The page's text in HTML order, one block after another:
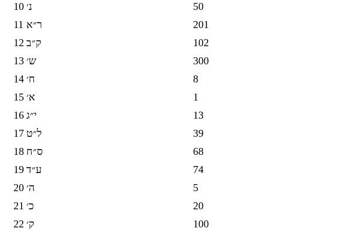
10 נ׳
50
11 ר״א
201
12 ק״ב
102
13 ש׳
300
14 ח׳
8
15 א׳
1
16 י״ג
13
17 ל״ט
39
18 ס״ח
68
19 ע״ד
74
20 ה׳
5
21 כ׳
20
22 ק׳
100